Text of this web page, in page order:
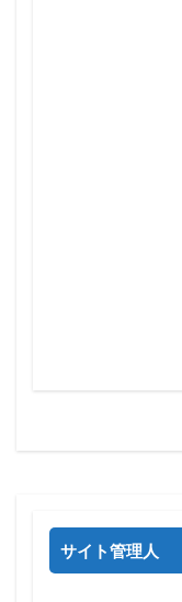
サイト管理人